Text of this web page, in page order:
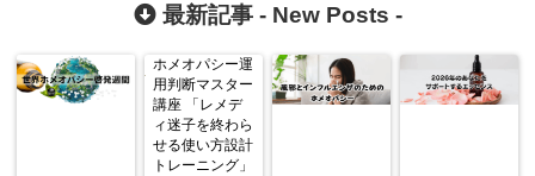
最新記事 - New Posts -
ホメオパシー運
用判断マスター
講座 「レメデ
ィ迷子を終わら
せる使い方設計
トレーニング」